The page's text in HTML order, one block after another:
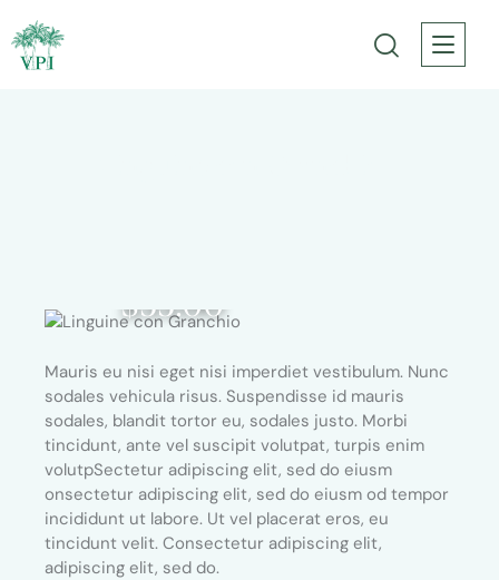
$55.00
Mauris eu nisi eget nisi imperdiet vestibulum. Nunc
sodales vehicula risus. Suspendisse id mauris
sodales, blandit tortor eu, sodales justo. Morbi
tincidunt, ante vel suscipit volutpat, turpis enim
volutpSectetur adipiscing elit, sed do eiusm
onsectetur adipiscing elit, sed do eiusm od tempor
incididunt ut labore. Ut vel placerat eros, eu
tincidunt velit. Consectetur adipiscing elit,
adipiscing elit, sed do.